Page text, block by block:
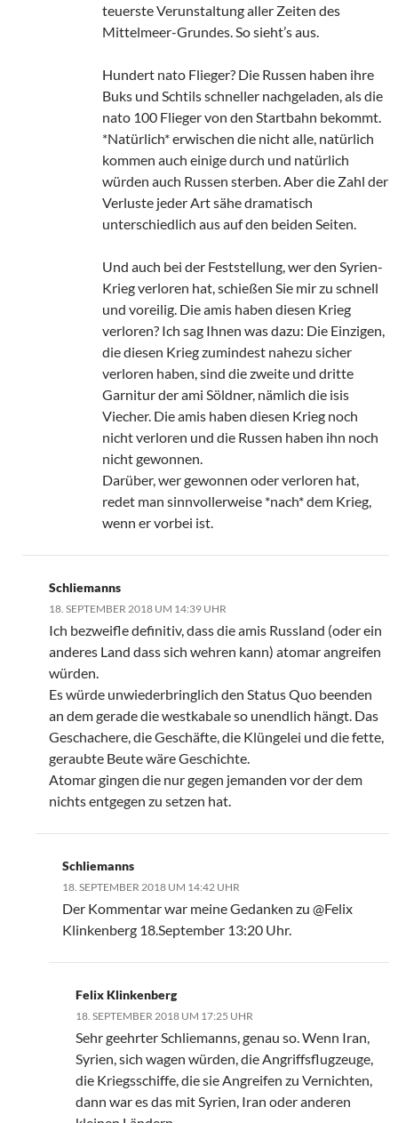
teuerste Verunstaltung aller Zeiten des
Mittelmeer-Grundes. So sieht’s aus.
Hundert nato Flieger? Die Russen haben ihre
Buks und Schtils schneller nachgeladen, als die
nato 100 Flieger von den Startbahn bekommt.
*Natürlich* erwischen die nicht alle, natürlich
kommen auch einige durch und natürlich
würden auch Russen sterben. Aber die Zahl der
Verluste jeder Art sähe dramatisch
unterschiedlich aus auf den beiden Seiten.
Und auch bei der Feststellung, wer den Syrien-
Krieg verloren hat, schießen Sie mir zu schnell
und voreilig. Die amis haben diesen Krieg
verloren? Ich sag Ihnen was dazu: Die Einzigen,
die diesen Krieg zumindest nahezu sicher
verloren haben, sind die zweite und dritte
Garnitur der ami Söldner, nämlich die isis
Viecher. Die amis haben diesen Krieg noch
nicht verloren und die Russen haben ihn noch
nicht gewonnen.
Darüber, wer gewonnen oder verloren hat,
redet man sinnvollerweise *nach* dem Krieg,
wenn er vorbei ist.
Schliemanns
18. SEPTEMBER 2018 UM 14:39 UHR
Ich bezweifle definitiv, dass die amis Russland (oder ein
anderes Land dass sich wehren kann) atomar angreifen
würden.
Es würde unwiederbringlich den Status Quo beenden
an dem gerade die westkabale so unendlich hängt. Das
Geschachere, die Geschäfte, die Klüngelei und die fette,
geraubte Beute wäre Geschichte.
Atomar gingen die nur gegen jemanden vor der dem
nichts entgegen zu setzen hat.
Schliemanns
18. SEPTEMBER 2018 UM 14:42 UHR
Der Kommentar war meine Gedanken zu @Felix
Klinkenberg 18.September 13:20 Uhr.
Felix Klinkenberg
18. SEPTEMBER 2018 UM 17:25 UHR
Sehr geehrter Schliemanns, genau so. Wenn Iran,
Syrien, sich wagen würden, die Angriffsflugzeuge,
die Kriegsschiffe, die sie Angreifen zu Vernichten,
dann war es das mit Syrien, Iran oder anderen